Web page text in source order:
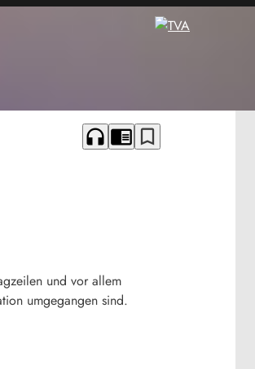
headphones chrome_reader_mode bookmark_border
und vor allem
umgegangen sind.